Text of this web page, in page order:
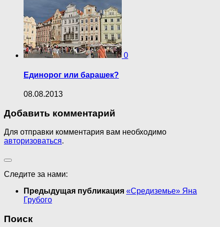
0
Единорог или барашек?
08.08.2013
Добавить комментарий
Для отправки комментария вам необходимо
авторизоваться.
Следите за нами:
Предыдущая публикация «Средиземье» Яна
Грубого
Поиск